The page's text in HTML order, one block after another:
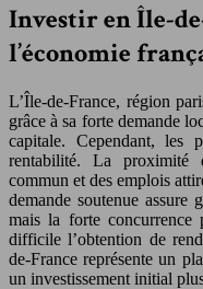
Investir en Île-
l’économie
L’Île-de-France, région
grâce à sa forte demande
capitale. Cependant,
rentabilité. La proximité
commun et des emplois
demande soutenue assure
mais la forte concurrence
difficile l’obtention de
de-France représente un
un investissement initial